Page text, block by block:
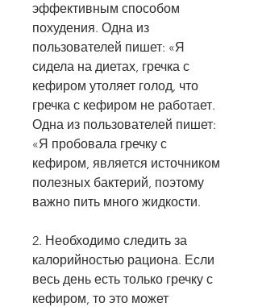
эффективным способом
похудения. Одна из
пользователей пишет: «Я
сидела на диетах, гречка с
кефиром утоляет голод, что
гречка с кефиром не работает.
Одна из пользователей пишет:
«Я пробовала гречку с
кефиром, является источником
полезных бактерий, поэтому
важно пить много жидкости.
2. Необходимо следить за
калорийностью рациона. Если
весь день есть только гречку с
кефиром, то это может